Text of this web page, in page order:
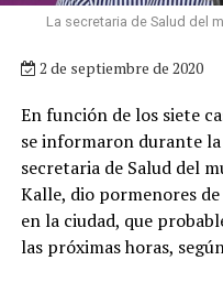
La secretaria de Salud del
2 de septiembre de 2020
En función de los siete
se informaron durante
secretaria de Salud del
Kalle, dio pormenores
en la ciudad, que
las próximas horas,